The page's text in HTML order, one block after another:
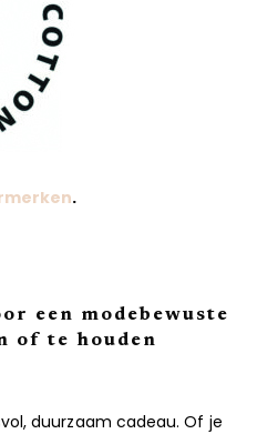
.
een modebewuste
of te houden
duurzaam cadeau. Of je